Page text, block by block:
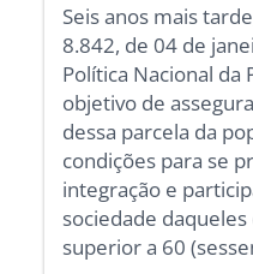
Seis anos mais
8.842, de 04 de
Política Nacional da
objetivo de
dessa parcela da
condições para se
integração e
sociedade
superior a 60